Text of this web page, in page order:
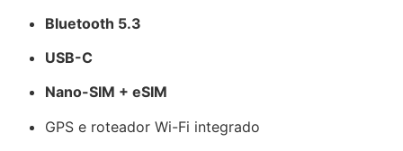
Bluetooth 5.3
USB-C
Nano-SIM + eSIM
GPS e roteador Wi-Fi integrado